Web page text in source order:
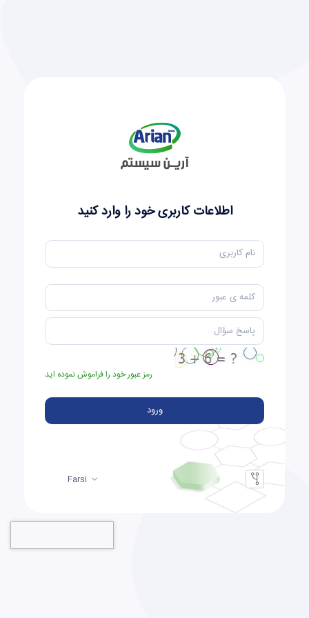
اطلاعات کاربری خود را وارد کنید
رمز عبور خود را فراموش نموده اید
ورود
Farsi